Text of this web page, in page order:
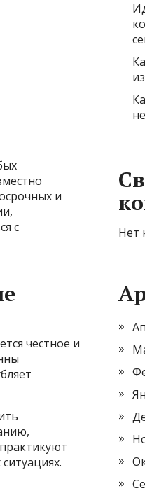
и
с
честное и
Нет